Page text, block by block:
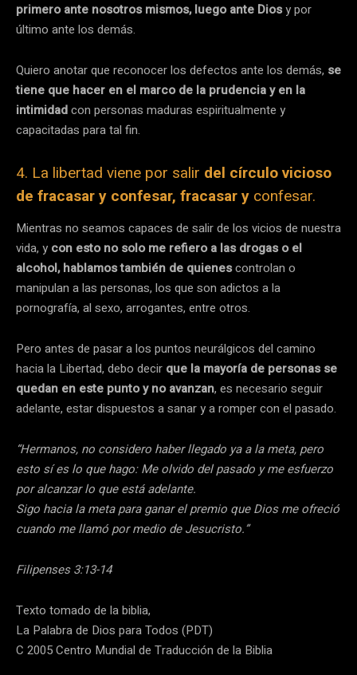
primero ante nosotros mismos, luego ante Diosy por
último ante los demás.
Quiero anotar que reconocer los defectos ante los demás, se
tiene que hacer en el marco de la prudencia y en la
intimidadcon personas maduras espiritualmente y
capacitadas para tal fin.
4. La libertad viene por salir del círculo vicioso
de fracasar y confesar, fracasar y confesar.
Mientras no seamos capaces de salir de los vicios de nuestra
vida, y con esto no solo me refiero a las drogas o el
alcohol, hablamos también de quienescontrolan o
manipulan a las personas, los que son adictos a la
pornografía, al sexo, arrogantes, entre otros.
Pero antes de pasar a los puntos neurálgicos del camino
hacia la Libertad, debo decir que la mayoría de personas se
quedan en este punto y no avanzan, es necesario seguir
adelante, estar dispuestos a sanar y a romper con el pasado.
“Hermanos, no considero haber llegado ya a la meta, pero
esto sí es lo que hago: Me olvido del pasado y me esfuerzo
por alcanzar lo que está adelante.
Sigo hacia la meta para ganar el premio que Dios me ofreció
cuando me llamó por medio de Jesucristo.”
Filipenses 3:13-14
Texto tomado de la biblia,
La Palabra de Dios para Todos (PDT)
C 2005 Centro Mundial de Traducción de la Biblia